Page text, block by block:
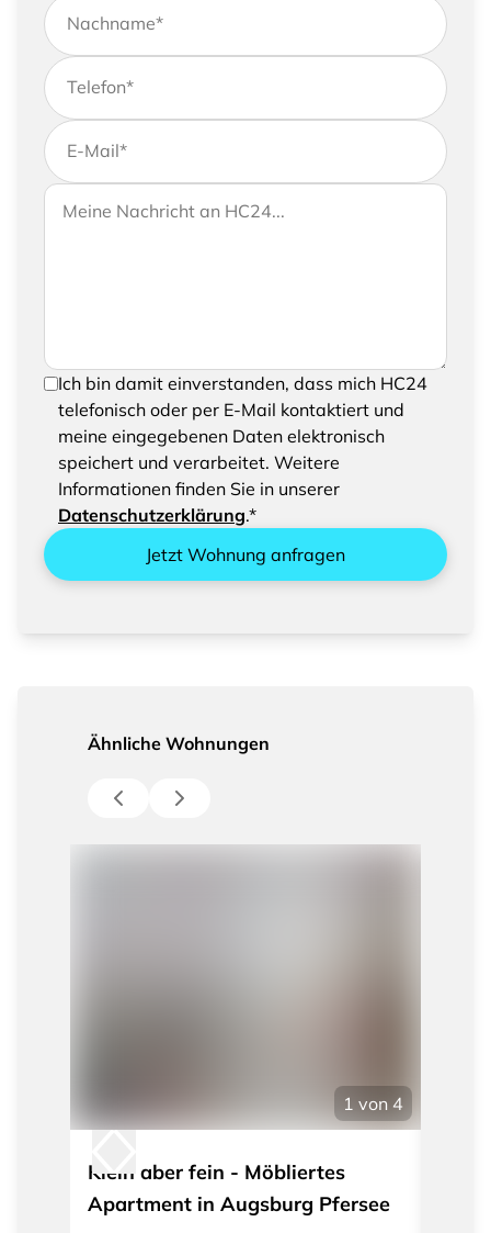
Nachname*
Telefon*
E-Mail*
Wenn Sie uns weitere Informationen zukommen
lassen möchten, können Sie Ihrer Anfrage gerne
Ihre Nachricht an HC24
Um Ihre Anfrage senden zu können, bestätigen
Sie bitte das Speichern und Verarbeiten Ihrer
eingegebenen Daten
Ich bin damit einverstanden, dass mich HC24
telefonisch oder per E-Mail kontaktiert und
meine eingegebenen Daten elektronisch
speichert und verarbeitet. Weitere
Informationen finden Sie in unserer
Datenschutzerklärung.*
Jetzt Wohnung anfragen
Ähnliche Wohnungen
1 von 4
Klein aber fein - Möbliertes
Apartment in Augsburg Pfersee